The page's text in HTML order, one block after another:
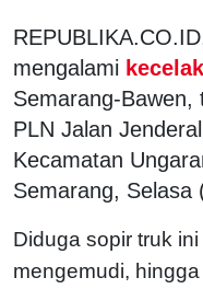
mengalami
Semarang-Bawen,
PLN Jalan
Kecamatan
Semarang, Selasa
Diduga sopir truk
mengemudi,